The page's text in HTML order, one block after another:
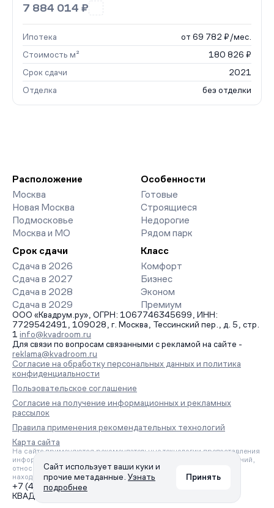
7 884 014 ₽
Ипотека
от 69 782 ₽/мес.
Стоимость м²
180 826 ₽
Срок сдачи
2021
Отделка
без отделки
Расположение
Москва
Новая Москва
Подмосковье
Москва и МО
Особенности
Готовые
Строящиеся
Недорогие
Рядом парк
Срок сдачи
Сдача в 2026
Сдача в 2027
Сдача в 2028
Сдача в 2029
Класс
Комфорт
Бизнес
Эконом
Премиум
ООО «Квадрум.ру», ОГРН: 1067746345699, ИНН:
7729542491, 109028, г. Москва, Тессинский пер., д. 5, стр.
1 info@kvadroom.ru
Для связи по вопросам связанными с рекламой на сайте -
reklama@kvadroom.ru
Согласие на обработку персональных данных и политика
конфиденциальности
Пользовательское соглашение
Согласие на получение информационных и рекламных
рассылок
Правила применения рекомендательных технологий
Карта сайта
На сайте применяются рекомендательные технологии предоставления
информации на основе сбора, систематизации и анализа сведений,
относящихся к предпочтениям пользователей сети «Интернет»,
находящихся на территории Российской Федерации.
+7 (495) 157-88-80
КВАДРУМ © 2006 – 2026. Все права защищены.
Сайт использует ваши куки и
прочие метаданные. Узнать
подробнее
Принять